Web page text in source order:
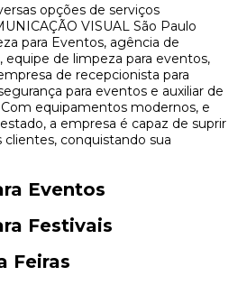
opções de serviços
VISUAL São Paulo
para Eventos, agência de
equipe de limpeza para eventos,
de recepcionista para
para eventos e auxiliar de
equipamentos modernos, e
a empresa é capaz de suprir
clientes, conquistando sua
Eventos
Festivais
Feiras